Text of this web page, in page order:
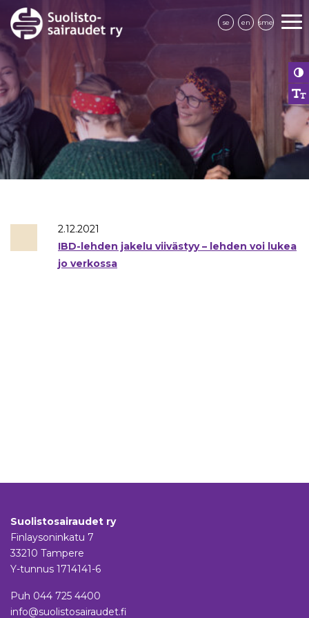
se en sme
2.12.2021
IBD-lehden jakelu viivästyy – lehden voi lukea
jo verkossa
Suolistosairaudet ry
Finlaysoninkatu 7
33210 Tampere
Y-tunnus 1714141-6
Puh 044 725 4400
info@suolistosairaudet.fi